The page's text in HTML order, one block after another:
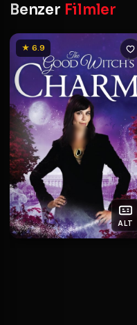
Benzer Filmler
★ 6.9
ALT